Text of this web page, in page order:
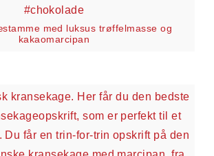
med luksus trøffelmasse og
kakaomarcipan